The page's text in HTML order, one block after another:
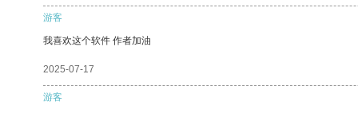
游客
我喜欢这个软件 作者加油
2025-07-17
游客